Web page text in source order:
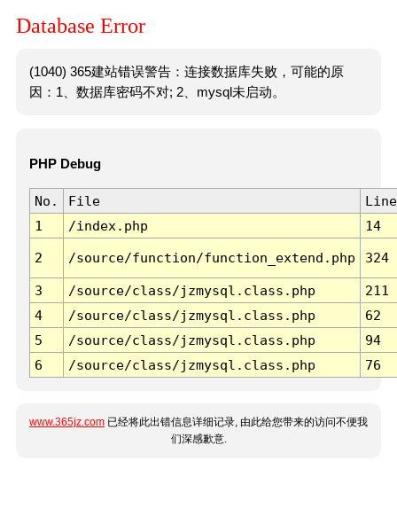
Database Error
(1040) 365建站错误警告：连接数据库失败，可能的原
因：1、数据库密码不对; 2、mysql未启动。
PHP Debug
No. File
Line
1
/index.php 14
2 /source/function/function_extend.php 324
3 /source/class/jzmysql.class.php
211
4
/source/class/jzmysql.class.php
62
5
/source/class/jzmysql.class.php
94
6
/source/class/jzmysql.class.php 76
www.365jz.com 已经将此出错信息详细记录, 由此给您带来的访问不便我
们深感歉意.